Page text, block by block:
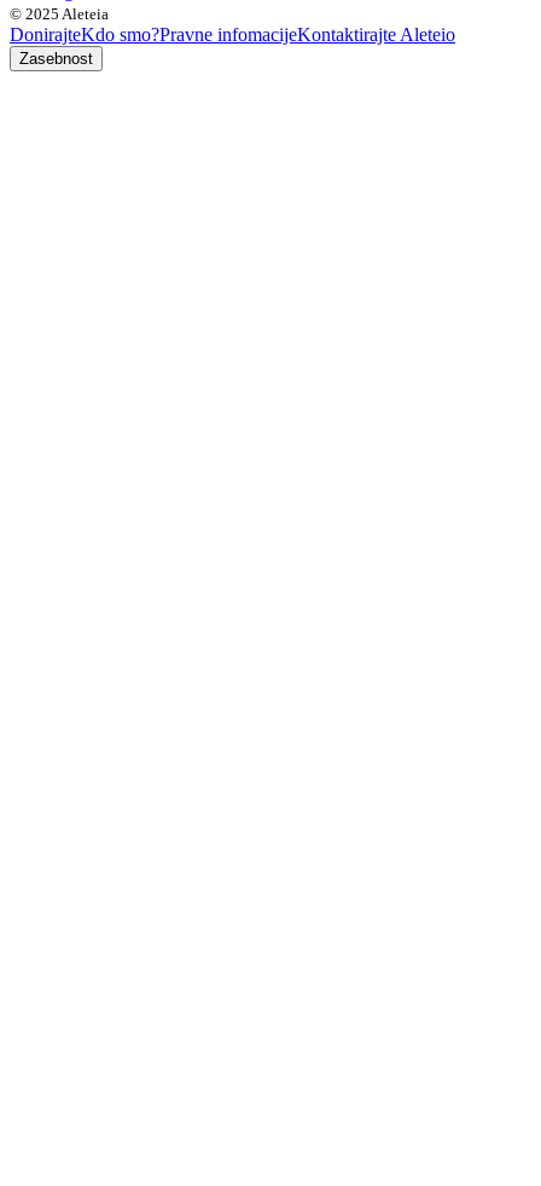
© 2025 Aleteia
DonirajteKdo smo?Pravne infomacijeKontaktirajte Aleteio
Zasebnost